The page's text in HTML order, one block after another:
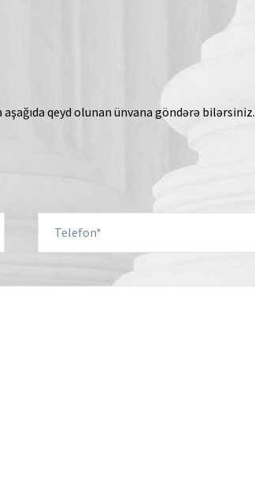
qeyd olunan ünvana göndərə bilərsiniz.